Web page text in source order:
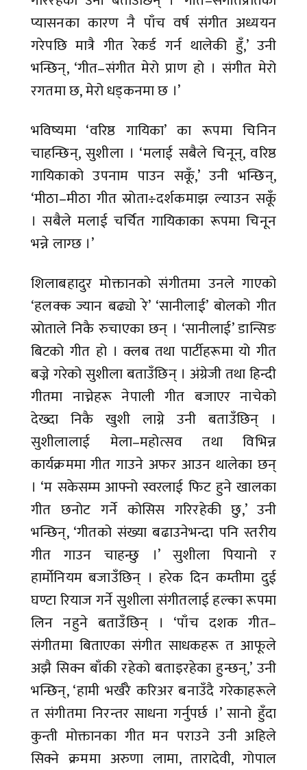
प्यासनका कारण नै पाँच वर्ष संगीत अध्ययन
गरेपछि मात्रै गीत रेकर्ड गर्न थालेकी हुँ,’ उनी
भन्छिन्, ‘गीत–संगीत मेरो प्राण हो । संगीत मेरो
रगतमा छ, मेरो धड्कनमा छ ।’
भविष्यमा ‘वरिष्ठ गायिका’ का रूपमा चिनिन
चाहन्छिन्, सुशीला । ‘मलाई सबैले चिनून्, वरिष्ठ
गायिकाको उपनाम पाउन सकूँ,’ उनी भन्छिन्,
‘मीठा–मीठा गीत स्रोता÷दर्शकमाझ ल्याउन सकूँ
। सबैले मलाई चर्चित गायिकाका रूपमा चिनून
भन्ने लाग्छ ।’
शिलाबहादुर मोक्तानको संगीतमा उनले गाएको
‘हलक्क ज्यान बढ्यो रे’ ‘सानीलाई’ बोलको गीत
स्रोताले निकै रुचाएका छन् । ‘सानीलाई’ डान्सिङ
बिटको गीत हो । क्लब तथा पार्टीहरूमा यो गीत
बज्ने गरेको सुशीला बताउँछिन् । अंग्रेजी तथा हिन्दी
गीतमा नाच्नेहरू नेपाली गीत बजाएर नाचेको
देख्दा निकै खुशी लाग्ने उनी बताउँछिन् ।
सुशीलालाई मेला–महोत्सव तथा विभिन्न
कार्यक्रममा गीत गाउने अफर आउन थालेका छन्
। ‘म सकेसम्म आफ्नो स्वरलाई फिट हुने खालका
गीत छनोट गर्ने कोसिस गरिरहेकी छु,’ उनी
भन्छिन्, ‘गीतको संख्या बढाउनेभन्दा पनि स्तरीय
गीत गाउन चाहन्छु ।’ सुशीला पियानो र
हार्मोनियम बजाउँछिन् । हरेक दिन कम्तीमा दुई
घण्टा रियाज गर्ने सुशीला संगीतलाई हल्का रूपमा
लिन नहुने बताउँछिन् । ‘पाँच दशक गीत–
संगीतमा बिताएका संगीत साधकहरू त आफूले
अझै सिक्न बाँकी रहेको बताइरहेका हुन्छन्,’ उनी
भन्छिन्, ‘हामी भर्खरै करिअर बनाउँदै गरेकाहरूले
त संगीतमा निरन्तर साधना गर्नुपर्छ ।’ सानो हुँदा
कुन्ती मोक्तानका गीत मन पराउने उनी अहिले
सिक्ने क्रममा अरुणा लामा, तारादेवी, गोपाल